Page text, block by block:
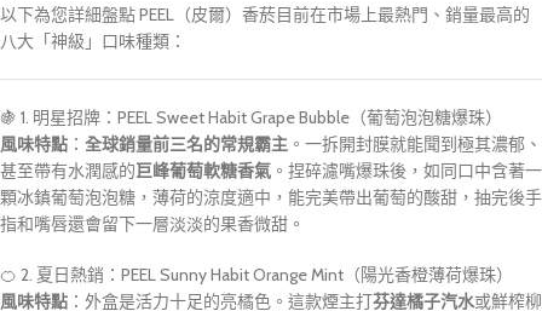
以下為您詳細盤點 PEEL（皮爾）香菸目前在市場上最熱門、銷量最高的
八大「神級」口味種類：
🍇 1. 明星招牌：PEEL Sweet Habit Grape Bubble（葡萄泡泡糖爆珠）
風味特點 ： 全球銷量前三名的常規霸主 。一拆開封膜就能聞到極其濃郁、
甚至帶有水潤感的巨峰葡萄軟糖香氣 。捏碎濾嘴爆珠後，如同口中含著一
顆冰鎮葡萄泡泡糖，薄荷的涼度適中，能完美帶出葡萄的酸甜，抽完後手
指和嘴唇還會留下一層淡淡的果香微甜。
🍊 2. 夏日熱銷：PEEL Sunny Habit Orange Mint（陽光香橙薄荷爆珠）
風味特點 ：外盒是活力十足的亮橘色。這款煙主打芬達橘子汽水或鮮榨柳